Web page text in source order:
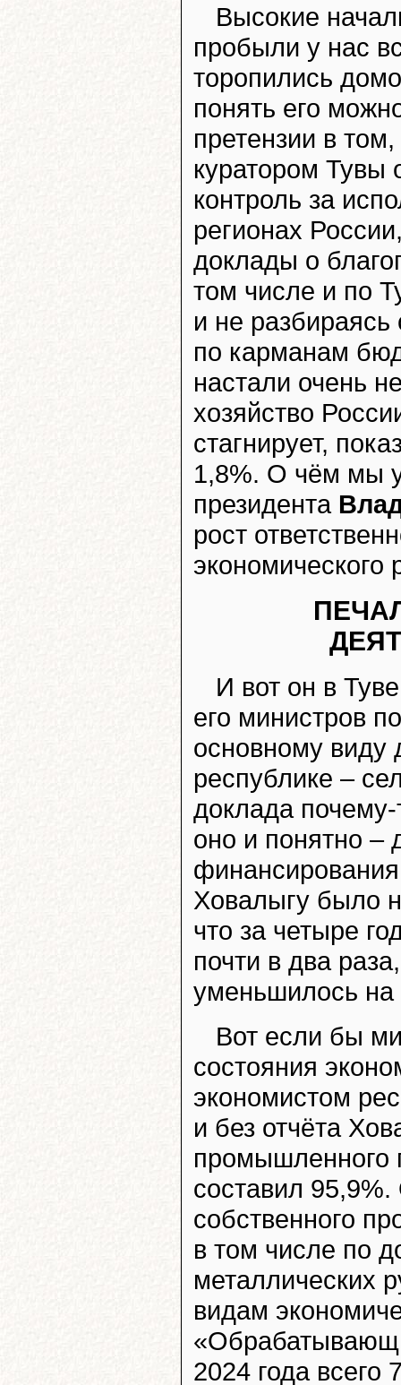
Высокие
пробыли у нас
торопились
понять его
претензии в
куратором Тувы
контроль за
регионах
доклады о
том числе и по
и не
по карманам
настали очень
хозяйство
стагнирует,
1,8%. О чём мы
президента
рост
экономического
И вот он в
его министров
основному виду
республике –
доклада
оно и понятно –
финансирования
Ховалыгу было
что за четыре
почти в два
уменьшилось на
Вот если бы
состояния
экономистом
и без отчёта
промышленного
составил
собственного
в том числе по
металлических
видам
2024 года